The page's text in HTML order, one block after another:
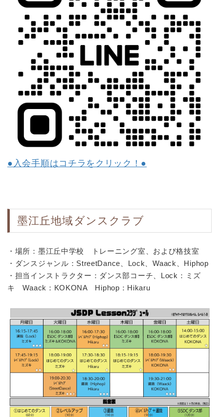
●入会手順はコチラをクリック！●
墨江丘地域ダンスクラブ
・場所：墨江丘中学校 トレーニング室、および格技室
・ダンスジャンル：StreetDance、Lock、Waack、Hiphop
・担当インストラクター：ダンス部コーチ、Lock：ミズ
キ Waack：KOKONA Hiphop：Hikaru